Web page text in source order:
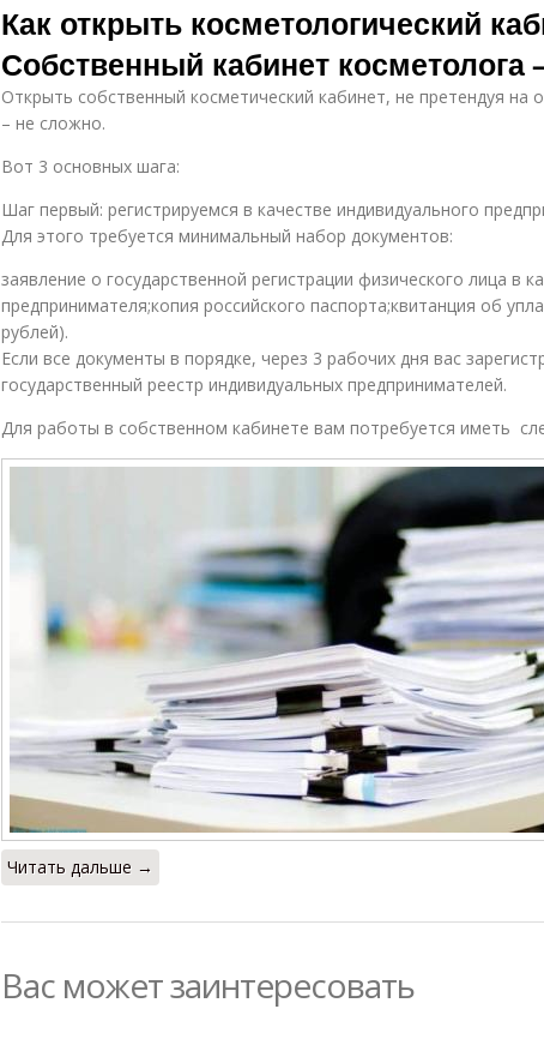
Как открыть косметологический
Собственный кабинет косметолога
Открыть собственный косметический кабинет, не претендуя на
– не сложно.
Вот 3 основных шага:
Шаг первый: регистрируемся в качестве индивидуального
Для этого требуется минимальный набор документов:
заявление о государственной регистрации физического лица в
предпринимателя;копия российского паспорта;квитанция об
рублей).
Если все документы в порядке, через 3 рабочих дня вас
государственный реестр индивидуальных предпринимателей.
Для работы в собственном кабинете вам потребуется иметь
Читать дальше →
Вас может заинтересовать